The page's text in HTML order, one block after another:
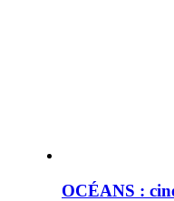
OCÉANS :